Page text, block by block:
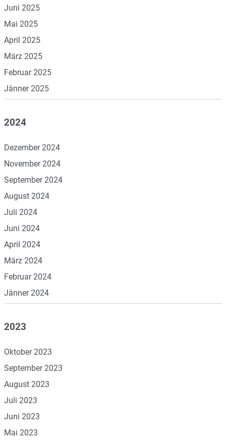
Juni 2025
Mai 2025
April 2025
März 2025
Februar 2025
Jänner 2025
2024
Dezember 2024
November 2024
September 2024
August 2024
Juli 2024
Juni 2024
April 2024
März 2024
Februar 2024
Jänner 2024
2023
Oktober 2023
September 2023
August 2023
Juli 2023
Juni 2023
Mai 2023